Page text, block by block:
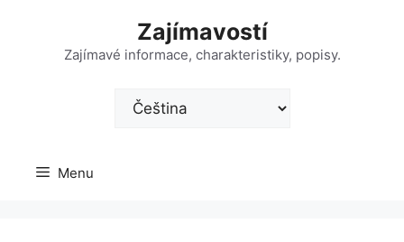
Zajímavostí
Zajímavé informace, charakteristiky, popisy.
Zvolte
jazyk
Menu